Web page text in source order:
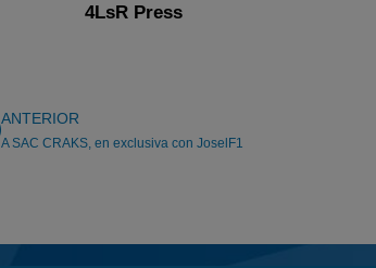
4LsR Press
ANTERIOR
A SAC CRAKS, en exclusiva con JoselF1